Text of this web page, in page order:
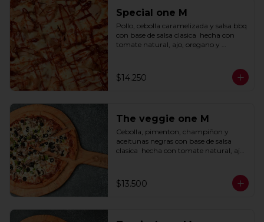
Special one M
Pollo, cebolla caramelizada y salsa bbq
con base de salsa clasica  hecha con
tomate natural, ajo, oregano y
$14.250
The veggie one M
Cebolla, pimenton, champiñon y
aceitunas negras con base de salsa
clasica  hecha con tomate natural, ajo,
$13.500